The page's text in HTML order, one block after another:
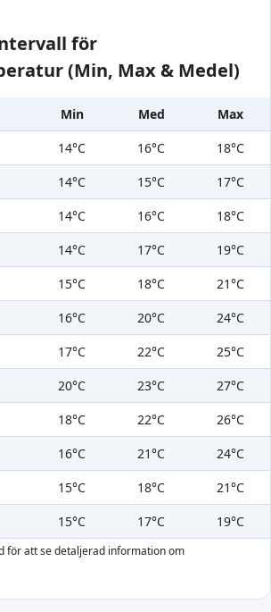
för
(Min, Max & Medel)
Min Med
Max
14°C 16°C
18°C
14°C 15°C
17°C
14°C 16°C
18°C
14°C 17°C
19°C
15°C 18°C
21°C
16°C 20°C
24°C
17°C 22°C
25°C
20°C 23°C
27°C
18°C 22°C
26°C
16°C 21°C
24°C
15°C 18°C
21°C
15°C 17°C 19°C
för att se detaljerad information om